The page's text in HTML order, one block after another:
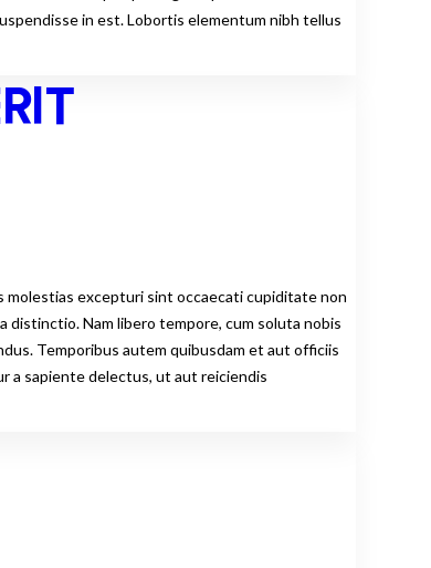
in est. Lobortis elementum nibh tellus
excepturi sint occaecati cupiditate non
distinctio. Nam libero tempore, cum soluta nobis
Temporibus autem quibusdam et aut officiis
a sapiente delectus, ut aut reiciendis